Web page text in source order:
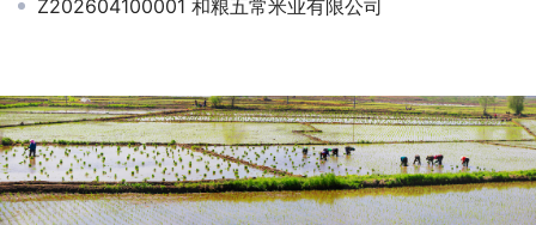
Z202604100001 和粮五常米业有限公司